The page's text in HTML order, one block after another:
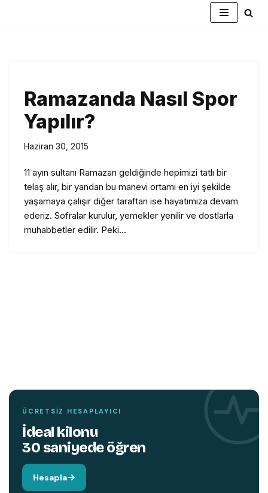
Ramazanda Nasıl Spor
Yapılır?
Haziran 30, 2015
11 ayın sultanı Ramazan geldiğinde hepimizi tatlı bir
telaş alır, bir yandan bu manevi ortamı en iyi şekilde
yaşamaya çalışır diğer taraftan ise hayatımıza devam
ederiz. Sofralar kurulur, yemekler yenilir ve dostlarla
muhabbetler edilir. Peki…
TEMIN ETMEK İÇIN TIKLAYIN
ÜCRETSIZ HESAPLAYICI
İdeal kilonu
30 saniyede öğren
Hesapla